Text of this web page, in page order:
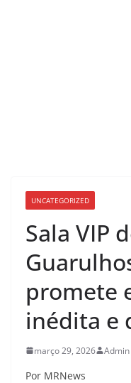
UNCATEGORIZED
Sala VIP
promete
inédita e
março 29, 2026 Admin
Por MRNews